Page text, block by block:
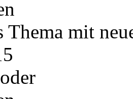
Thema mit